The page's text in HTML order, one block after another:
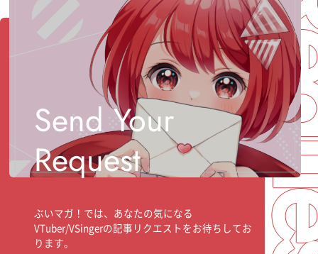
Send Your
Request
ぶいマガ！では、あなたの気になる
VTuber/VSingerの記事リクエストをお待ちしてお
ります。